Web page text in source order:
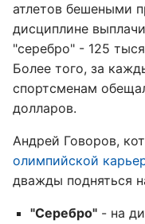
атлетов бешеными
дисциплине
"серебро" - 125
Более того, за
спортсменам
долларов.
Андрей Говоров,
олимпийской
дважды подняться
"Серебро" - на